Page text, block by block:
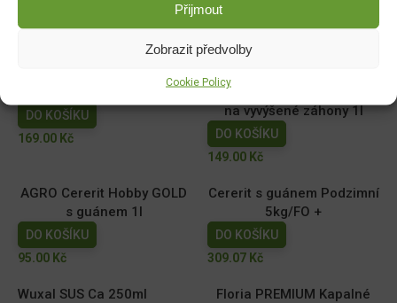
Přijmout
Zobrazit předvolby
Cookie Policy
Související produkty:
DO KOŠÍKU
169.00 Kč
NATURA Kapalné hnojivo
na vyvýšené záhony 1l
DO KOŠÍKU
149.00 Kč
AGRO Cererit Hobby GOLD
s guánem 1l
DO KOŠÍKU
95.00 Kč
Cererit s guánem Podzimní
5kg/FO +
DO KOŠÍKU
309.07 Kč
Wuxal SUS Ca 250ml
Floria PREMIUM Kapalné